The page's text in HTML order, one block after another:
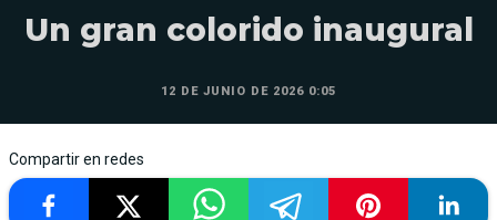
Un gran colorido inaugural
12 DE JUNIO DE 2026 0:05
Compartir en redes